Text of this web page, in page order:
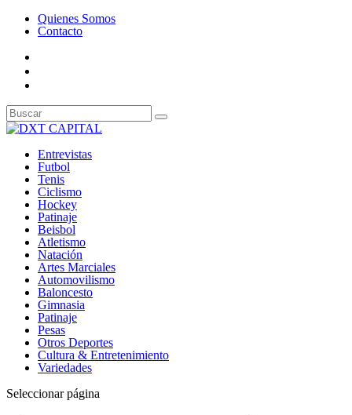
Quienes Somos
Contacto
Entrevistas
Futbol
Tenis
Ciclismo
Hockey
Patinaje
Beisbol
Atletismo
Natación
Artes Marciales
Automovilismo
Baloncesto
Gimnasia
Patinaje
Pesas
Otros Deportes
Cultura & Entretenimiento
Variedades
Seleccionar página